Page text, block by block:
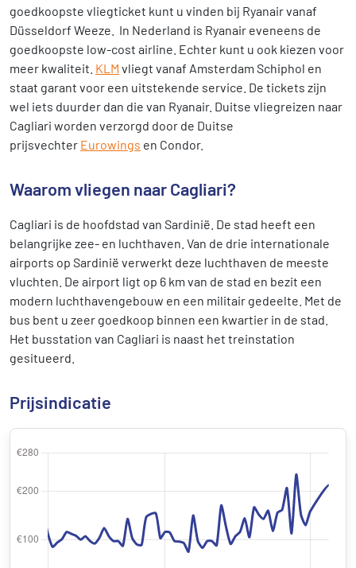
goedkoopste vliegticket kunt u vinden bij Ryanair vanaf
Düsseldorf Weeze. In Nederland is Ryanair eveneens de
goedkoopste low-cost airline. Echter kunt u ook kiezen voor
meer kwaliteit. KLM vliegt vanaf Amsterdam Schiphol en
staat garant voor een uitstekende service. De tickets zijn
wel iets duurder dan die van Ryanair. Duitse vliegreizen naar
Cagliari worden verzorgd door de Duitse
prijsvechter Eurowings en Condor.
Waarom vliegen naar Cagliari?
Cagliari is de hoofdstad van Sardinië. De stad heeft een
belangrijke zee- en luchthaven. Van de drie internationale
airports op Sardinië verwerkt deze luchthaven de meeste
vluchten. De airport ligt op 6 km van de stad en bezit een
modern luchthavengebouw en een militair gedeelte. Met de
bus bent u zeer goedkoop binnen een kwartier in de stad.
Het busstation van Cagliari is naast het treinstation
gesitueerd.
Prijsindicatie